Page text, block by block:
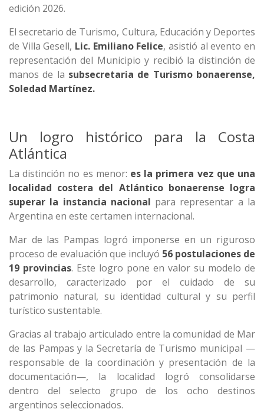
edición 2026.
El secretario de Turismo, Cultura, Educación y Deportes
de Villa Gesell, Lic. Emiliano Felice, asistió al evento en
representación del Municipio y recibió la distinción de
manos de la subsecretaria de Turismo bonaerense,
Soledad Martínez.
Un logro histórico para la Costa
Atlántica
La distinción no es menor: es la primera vez que una
localidad costera del Atlántico bonaerense logra
superar la instancia nacional para representar a la
Argentina en este certamen internacional.
Mar de las Pampas logró imponerse en un riguroso
proceso de evaluación que incluyó 56 postulaciones de
19 provincias. Este logro pone en valor su modelo de
desarrollo, caracterizado por el cuidado de su
patrimonio natural, su identidad cultural y su perfil
turístico sustentable.
Gracias al trabajo articulado entre la comunidad de Mar
de las Pampas y la Secretaría de Turismo municipal —
responsable de la coordinación y presentación de la
documentación—, la localidad logró consolidarse
dentro del selecto grupo de los ocho destinos
argentinos seleccionados.